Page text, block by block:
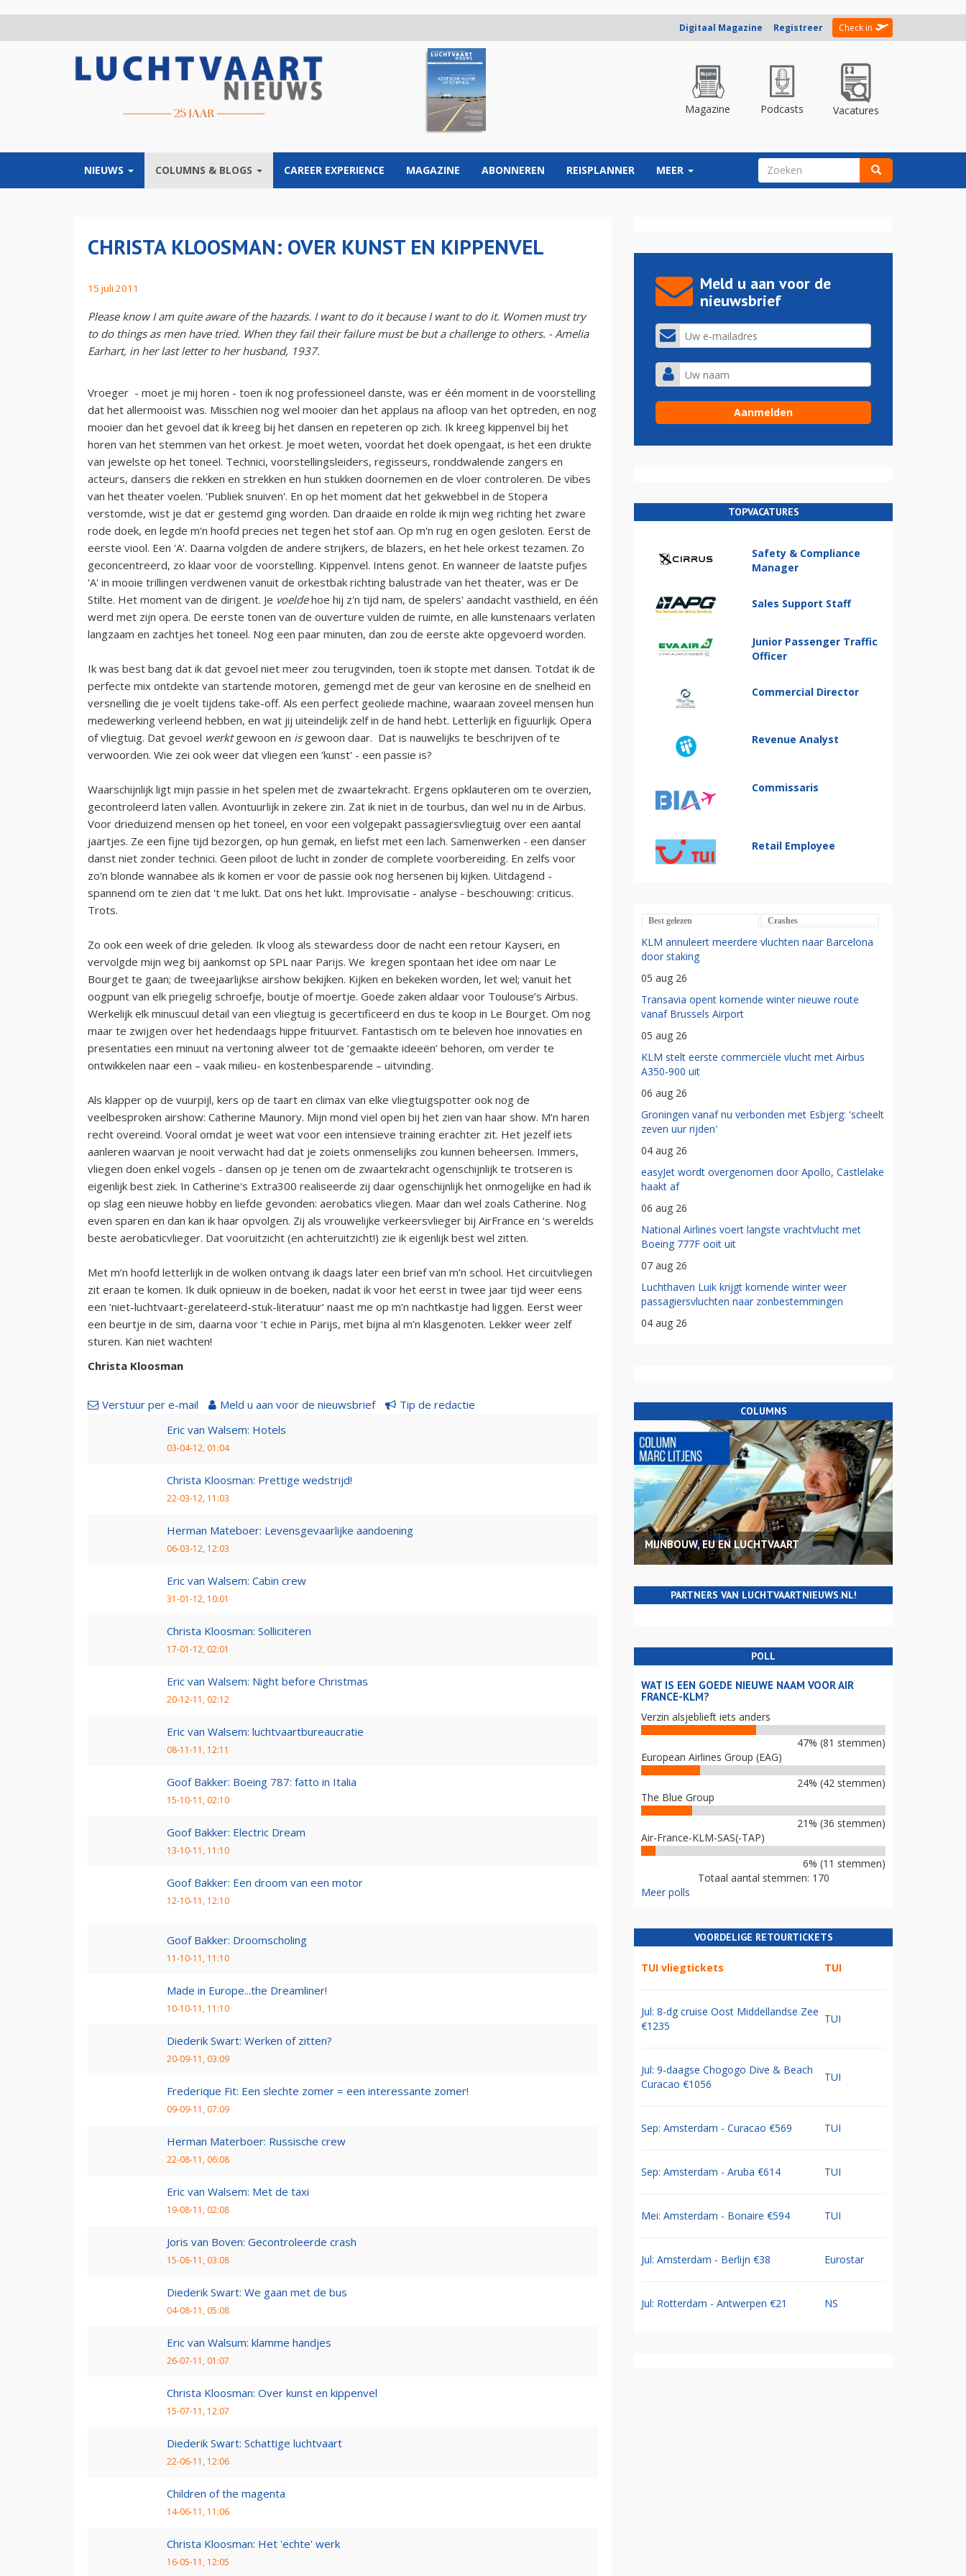
Digitaal Magazine Registreer Check in
Magazine Podcasts Vacatures
NIEUWS COLUMNS & BLOGS CAREER EXPERIENCE MAGAZINE ABONNEREN REISPLANNER MEER ZOEKVELD
CHRISTA KLOOSMAN: OVER KUNST EN KIPPENVEL
15 juli 2011
Please know I am quite aware of the hazards. I want to do it because I want to do it. Women must try
to do things as men have tried. When they fail their failure must be but a challenge to others. - Amelia
Earhart, in her last letter to her husband, 1937.
Vroeger - moet je mij horen - toen ik nog professioneel danste, was er één moment in de voorstelling
dat het allermooist was. Misschien nog wel mooier dan het applaus na afloop van het optreden, en nog
mooier dan het gevoel dat ik kreeg bij het dansen en repeteren op zich. Ik kreeg kippenvel bij het
horen van het stemmen van het orkest. Je moet weten, voordat het doek opengaat, is het een drukte
van jewelste op het toneel. Technici, voorstellingsleiders, regisseurs, ronddwalende zangers en
acteurs, dansers die rekken en strekken en hun stukken doornemen en de vloer controleren. De vibes
van het theater voelen. 'Publiek snuiven'. En op het moment dat het gekwebbel in de Stopera
verstomde, wist je dat er gestemd ging worden. Dan draaide en rolde ik mijn weg richting het zware
rode doek, en legde m'n hoofd precies net tegen het stof aan. Op m'n rug en ogen gesloten. Eerst de
eerste viool. Een 'A'. Daarna volgden de andere strijkers, de blazers, en het hele orkest tezamen. Zo
geconcentreerd, zo klaar voor de voorstelling. Kippenvel. Intens genot. En wanneer de laatste pufjes
'A' in mooie trillingen verdwenen vanuit de orkestbak richting balustrade van het theater, was er De
Stilte. Het moment van de dirigent. Je voeldehoe hij z'n tijd nam, de spelers' aandacht vasthield, en één
werd met zijn opera. De eerste tonen van de ouverture vulden de ruimte, en alle kunstenaars verlaten
langzaam en zachtjes het toneel. Nog een paar minuten, dan zou de eerste akte opgevoerd worden.
Ik was best bang dat ik dat gevoel niet meer zou terugvinden, toen ik stopte met dansen. Totdat ik de
perfecte mix ontdekte van startende motoren, gemengd met de geur van kerosine en de snelheid en
versnelling die je voelt tijdens take-off. Als een perfect geoliede machine, waaraan zoveel mensen hun
medewerking verleend hebben, en wat jij uiteindelijk zelf in de hand hebt. Letterlijk en figuurlijk. Opera
of vliegtuig. Dat gevoel werktgewoon en isgewoon daar. Dat is nauwelijks te beschrijven of te
verwoorden. Wie zei ook weer dat vliegen een ‘kunst' - een passie is?
Waarschijnlijk ligt mijn passie in het spelen met de zwaartekracht. Ergens opklauteren om te overzien,
gecontroleerd laten vallen. Avontuurlijk in zekere zin. Zat ik niet in de tourbus, dan wel nu in de Airbus.
Voor drieduizend mensen op het toneel, en voor een volgepakt passagiersvliegtuig over een aantal
jaartjes. Ze een fijne tijd bezorgen, op hun gemak, en liefst met een lach. Samenwerken - een danser
danst niet zonder technici. Geen piloot de lucht in zonder de complete voorbereiding. En zelfs voor
zo'n blonde wannabee als ik komen er voor de passie ook nog hersenen bij kijken. Uitdagend -
spannend om te zien dat 't me lukt. Dat ons het lukt. Improvisatie - analyse - beschouwing: criticus.
Trots.
Zo ook een week of drie geleden. Ik vloog als stewardess door de nacht een retour Kayseri, en
vervolgde mijn weg bij aankomst op SPL naar Parijs. We kregen spontaan het idee om naar Le
Bourget te gaan; de tweejaarlijkse airshow bekijken. Kijken en bekeken worden, let wel; vanuit het
oogpunt van elk priegelig schroefje, boutje of moertje. Goede zaken aldaar voor Toulouse’s Airbus.
Werkelijk elk minuscuul detail van een vliegtuig is gecertificeerd en dus te koop in Le Bourget. Om nog
maar te zwijgen over het hedendaags hippe frituurvet. Fantastisch om te beleven hoe innovaties en
presentaties een minuut na vertoning alweer tot de ‘gemaakte ideeën’ behoren, om verder te
ontwikkelen naar een – vaak milieu- en kostenbesparende – uitvinding.
Als klapper op de vuurpijl, kers op de taart en climax van elke vliegtuigspotter ook nog de
veelbesproken airshow: Catherine Maunory. Mijn mond viel open bij het zien van haar show. M’n haren
recht overeind. Vooral omdat je weet wat voor een intensieve training erachter zit. Het jezelf iets
aanleren waarvan je nooit verwacht had dat je zoiets onmenselijks zou kunnen beheersen. Immers,
vliegen doen enkel vogels - dansen op je tenen om de zwaartekracht ogenschijnlijk te trotseren is
eigenlijk best ziek. In Catherine's Extra300 realiseerde zij daar ogenschijnlijk het onmogelijke en had ik
op slag een nieuwe hobby en liefde gevonden: aerobatics vliegen. Maar dan wel zoals Catherine. Nog
even sparen en dan kan ik haar opvolgen. Zij als vrouwelijke verkeersvlieger bij AirFrance en ‘s werelds
beste aerobaticvlieger. Dat vooruitzicht (en achteruitzicht!) zie ik eigenlijk best wel zitten.
Met m’n hoofd letterlijk in de wolken ontvang ik daags later een brief van m’n school. Het circuitvliegen
zit eraan te komen. Ik duik opnieuw in de boeken, nadat ik voor het eerst in twee jaar tijd weer eens
een ‘niet-luchtvaart-gerelateerd-stuk-literatuur’ naast me op m’n nachtkastje had liggen. Eerst weer
een beurtje in de sim, daarna voor ‘t echie in Parijs, met bijna al m’n klasgenoten. Lekker weer zelf
sturen. Kan niet wachten!
Christa Kloosman
Verstuur per e-mail Meld u aan voor de nieuwsbrief
Tip de redactie
Eric van Walsem: Hotels
03-04-12, 01:04
Christa Kloosman: Prettige wedstrijd!
22-03-12, 11:03
Herman Mateboer: Levensgevaarlijke aandoening
06-03-12, 12:03
Eric van Walsem: Cabin crew
31-01-12, 10:01
Christa Kloosman: Solliciteren
17-01-12, 02:01
Eric van Walsem: Night before Christmas
20-12-11, 02:12
Eric van Walsem: luchtvaartbureaucratie
08-11-11, 12:11
Goof Bakker: Boeing 787: fatto in Italia
15-10-11, 02:10
Goof Bakker: Electric Dream
13-10-11, 11:10
Goof Bakker: Een droom van een motor
12-10-11, 12:10
Goof Bakker: Droomscholing
11-10-11, 11:10
Made in Europe...the Dreamliner!
10-10-11, 11:10
Diederik Swart: Werken of zitten?
20-09-11, 03:09
Frederique Fit: Een slechte zomer = een interessante zomer!
09-09-11, 07:09
Herman Materboer: Russische crew
22-08-11, 06:08
Eric van Walsem: Met de taxi
19-08-11, 02:08
Joris van Boven: Gecontroleerde crash
15-08-11, 03:08
Diederik Swart: We gaan met de bus
04-08-11, 05:08
Eric van Walsum: klamme handjes
26-07-11, 01:07
Christa Kloosman: Over kunst en kippenvel
15-07-11, 12:07
Diederik Swart: Schattige luchtvaart
22-06-11, 12:06
Children of the magenta
14-06-11, 11:06
Christa Kloosman: Het 'echte' werk
16-05-11, 12:05
Meld u aan voor de
nieuwsbrief
TOPVACATURES
Safety & Compliance
Manager
Sales Support Staff
Junior Passenger Traffic
Officer
Commercial Director
Revenue Analyst
Commissaris
Retail Employee
Best gelezen Crashes
KLM annuleert meerdere vluchten naar Barcelona
door staking
05 aug 26
Transavia opent komende winter nieuwe route
vanaf Brussels Airport
05 aug 26
KLM stelt eerste commerciële vlucht met Airbus
A350-900 uit
06 aug 26
Groningen vanaf nu verbonden met Esbjerg: 'scheelt
zeven uur rijden'
04 aug 26
easyJet wordt overgenomen door Apollo, Castlelake
haakt af
06 aug 26
National Airlines voert langste vrachtvlucht met
Boeing 777F ooit uit
07 aug 26
Luchthaven Luik krijgt komende winter weer
passagiersvluchten naar zonbestemmingen
04 aug 26
COLUMNS
MIJNBOUW, EU EN LUCHTVAART
PARTNERS VAN LUCHTVAARTNIEUWS.NL!
POLL
WAT IS EEN GOEDE NIEUWE NAAM VOOR AIR
FRANCE-KLM?
Verzin alsjeblieft iets anders
47% (81 stemmen)
European Airlines Group (EAG)
24% (42 stemmen)
The Blue Group
21% (36 stemmen)
Air-France-KLM-SAS(-TAP)
6% (11 stemmen)
Totaal aantal stemmen: 170
Meer polls
VOORDELIGE RETOURTICKETS
TUI vliegtickets TUI
Jul: 8-dg cruise Oost Middellandse Zee
€1235
TUI
Jul: 9-daagse Chogogo Dive & Beach
Curacao €1056
TUI
Sep: Amsterdam - Curacao €569 TUI
Sep: Amsterdam - Aruba €614 TUI
Mei: Amsterdam - Bonaire €594 TUI
Jul: Amsterdam - Berlijn €38 Eurostar
Jul: Rotterdam - Antwerpen €21 NS